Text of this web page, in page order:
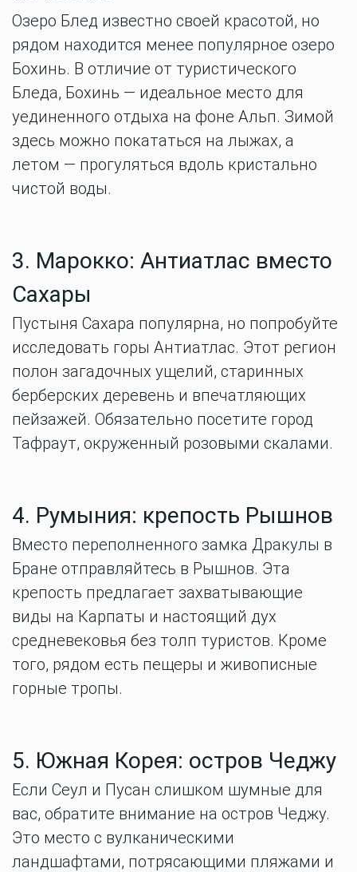
Озеро Блед известно своей красотой, но
рядом находится менее популярное озеро
Бохинь. В отличие от туристического
Бледа, Бохинь — идеальное место для
уединенного отдыха на фоне Альп. Зимой
здесь можно покататься на лыжах, а
летом — прогуляться вдоль кристально
чистой воды.
3. Марокко: Антиатлас вместо
Сахары
Пустыня Сахара популярна, но попробуйте
исследовать горы Антиатлас. Этот регион
полон загадочных ущелий, старинных
берберских деревень и впечатляющих
пейзажей. Обязательно посетите город
Тафраут, окруженный розовыми скалами.
4. Румыния: крепость Рышнов
Вместо переполненного замка Дракулы в
Бране отправляйтесь в Рышнов. Эта
крепость предлагает захватывающие
виды на Карпаты и настоящий дух
средневековья без толп туристов. Кроме
того, рядом есть пещеры и живописные
горные тропы.
5. Южная Корея: остров Чеджу
Если Сеул и Пусан слишком шумные для
вас, обратите внимание на остров Чеджу.
Это место с вулканическими
ландшафтами, потрясающими пляжами и